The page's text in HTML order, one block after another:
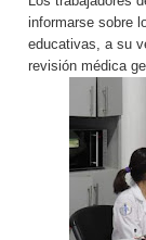
informarse sobre
educativas, a su
revisión médica